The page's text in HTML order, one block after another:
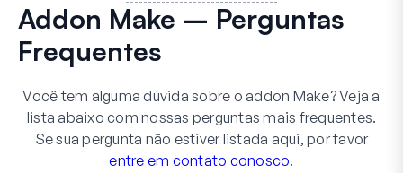
Addon Make – Perguntas
Frequentes
Você tem alguma dúvida sobre o addon Make? Veja a
lista abaixo com nossas perguntas mais frequentes.
Se sua pergunta não estiver listada aqui, por favor
entre em contato conosco.